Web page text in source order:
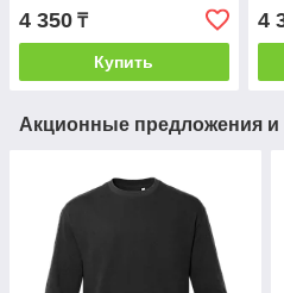
4 350 ₸
Купить
4
Акционные предложения и